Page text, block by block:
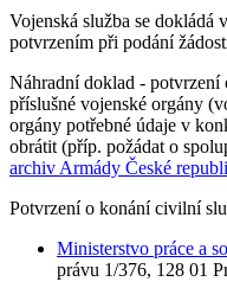
Vojenská služba se
potvrzením při podání
Náhradní doklad -
příslušné vojenské orgány
orgány potřebné údaje v
obrátit (příp. požádat o
archiv Armády České
Potvrzení o konání civilní
Ministerstvo práce a
právu 1/376, 128 01